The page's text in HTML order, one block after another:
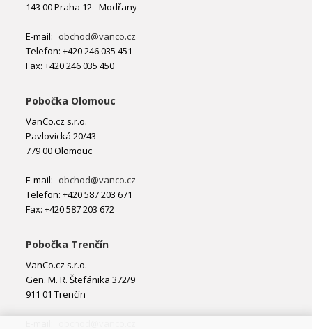
143 00 Praha 12 - Modřany
E-mail: obchod@vanco.cz
Telefon: +420 246 035 451
Fax: +420 246 035 450
Pobočka Olomouc
VanCo.cz s.r.o.
Pavlovická 20/43
779 00 Olomouc
E-mail: obchod@vanco.cz
Telefon: +420 587 203 671
Fax: +420 587 203 672
Pobočka Trenčín
VanCo.cz s.r.o.
Gen. M. R. Štefánika 372/9
911 01 Trenčín